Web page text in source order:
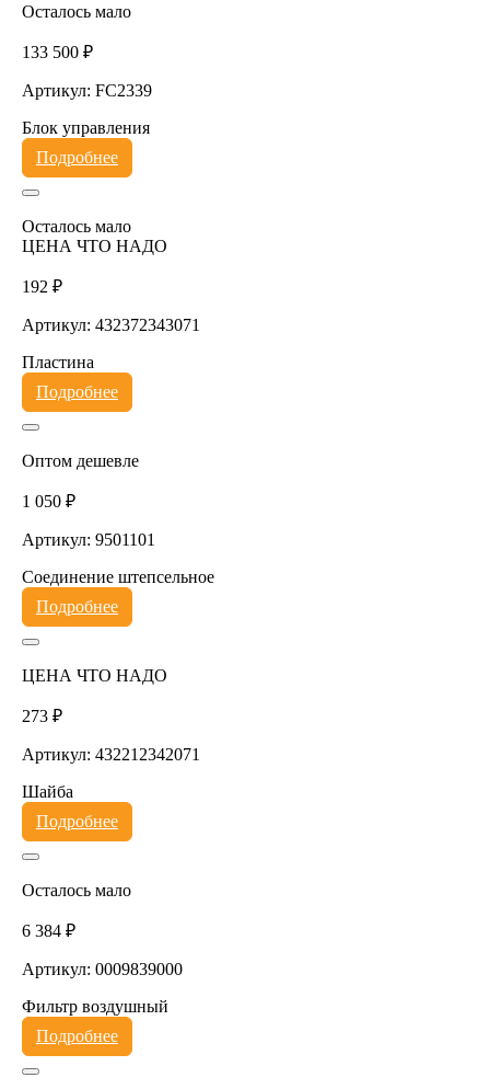
Осталось мало
133 500 ₽
Артикул: FC2339
Блок управления
Подробнее
Осталось мало
ЦЕНА ЧТО НАДО
192 ₽
Артикул: 432372343071
Пластина
Подробнее
Оптом дешевле
1 050 ₽
Артикул: 9501101
Соединение штепсельное
Подробнее
ЦЕНА ЧТО НАДО
273 ₽
Артикул: 432212342071
Шайба
Подробнее
Осталось мало
6 384 ₽
Артикул: 0009839000
Фильтр воздушный
Подробнее